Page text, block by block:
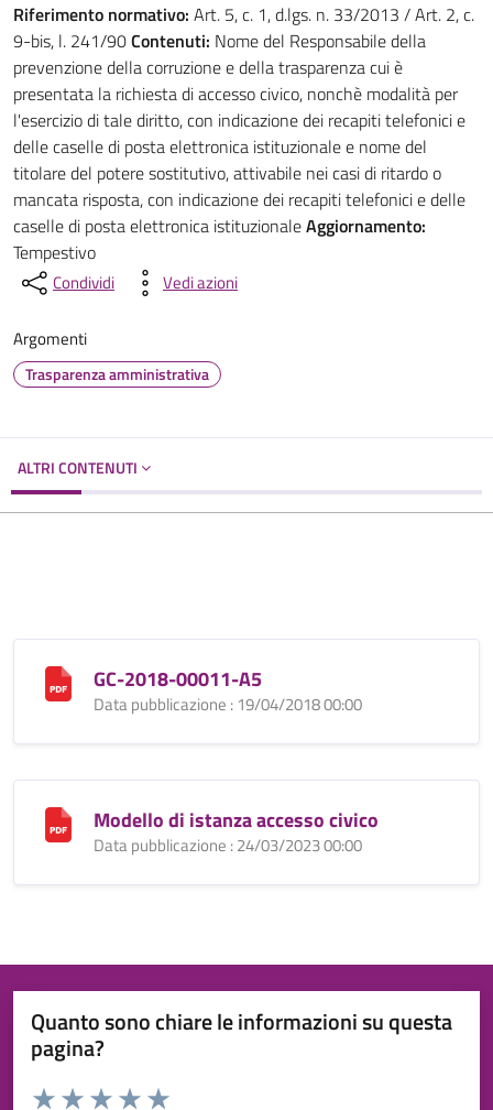
Riferimento normativo: Art. 5, c. 1, d.lgs. n. 33/2013 / Art. 2, c.
9-bis, l. 241/90Contenuti: Nome del Responsabile della
prevenzione della corruzione e della trasparenza cui è
presentata la richiesta di accesso civico, nonchè modalità per
l'esercizio di tale diritto, con indicazione dei recapiti telefonici e
delle caselle di posta elettronica istituzionale e nome del
titolare del potere sostitutivo, attivabile nei casi di ritardo o
mancata risposta, con indicazione dei recapiti telefonici e delle
caselle di posta elettronica istituzionaleAggiornamento:
Tempestivo
Condividi Vedi azioni
Argomenti
Trasparenza amministrativa
ALTRI CONTENUTI
GC-2018-00011-A5
Data pubblicazione : 19/04/2018 00:00
Modello di istanza accesso civico
Data pubblicazione : 24/03/2023 00:00
Quanto sono chiare le informazioni su questa
pagina?
Valuta da 1 a 5 stelle la pagina